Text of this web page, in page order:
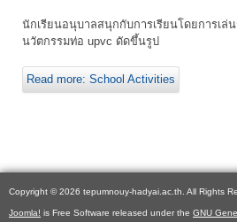
นักเรียนอนุบาลสนุกกับการเรียนโดยการเล่
นวัตกรรมท่อ upvc ดัดขึ้นรูป
Read more: School Activities
Copyright © 2026 tepumnouy-hadyai.ac.th. All Rights
Joomla! is Free Software released under the GNU